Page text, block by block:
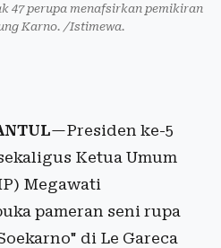
47 perupa menafsirkan pemikiran
Karno. /Istimewa.
—Presiden ke-5
Ketua Umum
Megawati
pameran seni rupa
di Le Gareca